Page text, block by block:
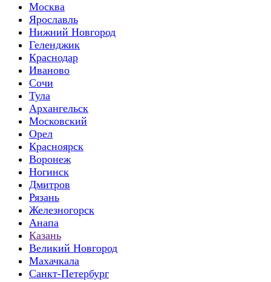
Москва
Ярославль
Нижний Новгород
Геленджик
Краснодар
Иваново
Сочи
Тула
Архангельск
Московский
Орел
Красноярск
Воронеж
Ногинск
Дмитров
Рязань
Железногорск
Анапа
Казань
Великий Новгород
Махачкала
Санкт-Петербург